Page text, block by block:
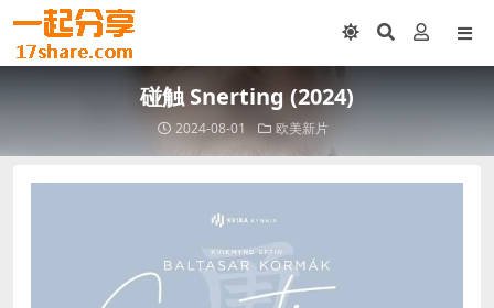
碰触 Snerting (2024)
2024-08-01 欧美新片